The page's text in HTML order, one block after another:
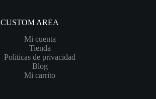
CUSTOM AREA
Mi cuenta
Tienda
Politicas de privacidad
Blog
Mi carrito